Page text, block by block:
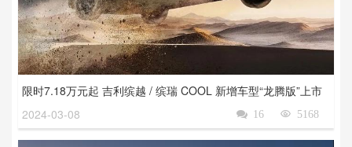
限时7.18万元起 吉利缤越 / 缤瑞 COOL 新增车型“龙腾版”上市
2024-03-08
5168

16
